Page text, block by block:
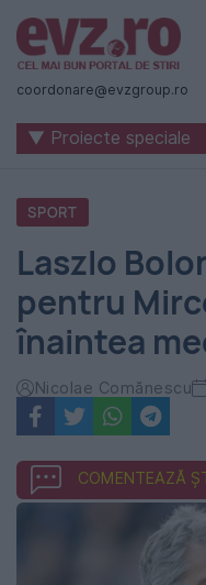
Știri
naționale
internaționale
România
-
Evenimentul
Zilei
coordonare@evzgroup.ro
▼ Proiecte speciale
SPORT
Laszlo
pentru
înaintea
Nicolae Comănescu
COMENTEAZĂ